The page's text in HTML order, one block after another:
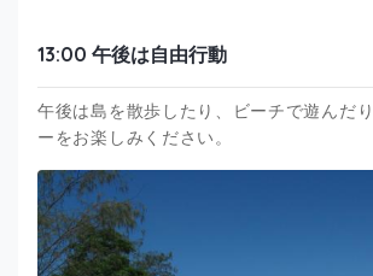
13:00 午後は自由行動
午後は島を散歩したり、ビーチで遊んだ
ーをお楽しみください。